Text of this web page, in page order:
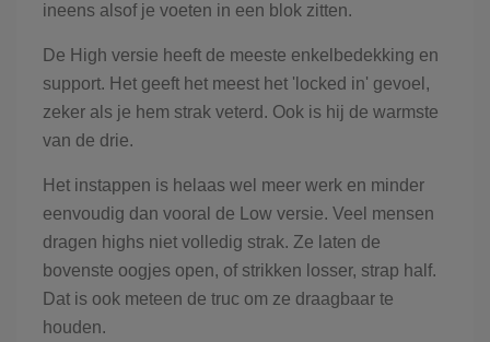
ineens alsof je voeten in een blok zitten.
De High versie heeft de meeste enkelbedekking en
support. Het geeft het meest het 'locked in' gevoel,
zeker als je hem strak veterd. Ook is hij de warmste
van de drie.
Het instappen is helaas wel meer werk en minder
eenvoudig dan vooral de Low versie. Veel mensen
dragen highs niet volledig strak. Ze laten de
bovenste oogjes open, of strikken losser, strap half.
Dat is ook meteen de truc om ze draagbaar te
houden.